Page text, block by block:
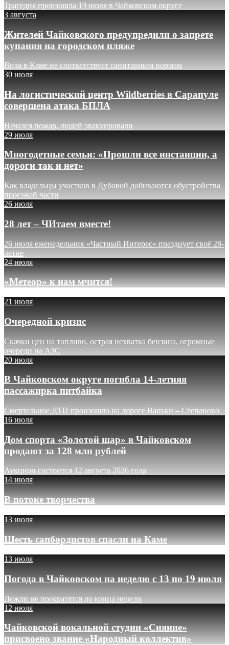
Трагедия произошла 19 июля в Чайковском округе
3 августа
Жителей Чайковского предупредили о запрете
купания на городском пляже
Вода в Каме не соответствует санитарным нормам
30 июля
На логистический центр Wildberries в Сарапуле
совершена атака БПЛА
Начался пожар, людей эвакуировали
29 июля
Многодетные семьи: «Прошли все инстанции, а
дороги так и нет»
Как владельцы участков в Дубовой добиваются обустройства
проезжей части
26 июля
28 лет – ЧИтаем вместе!
26 июля еженедельник «Частный Интерес» празднует своё 28-
летие
24 июля
«Метеор» к нам мчится!
21 июля
Очередной кризис
Скачки цен на топливо, острая нехватка бензина, огромные
очереди на АЗС
20 июля
В Чайковском округе погибла 14-летняя
пассажирка питбайка
Смертельное ДТП произошло на дороге Ваньки – Степаново
16 июля
Дом спорта «Золотой шар» в Чайковском
продают за 128 млн рублей
Аукцион состоится 12 августа 2026 года
14 июля
В потоке творчества
13 июля
Шесть сапбордистов спасли на Каме
13 июля
Погода в Чайковском на неделю с 13 по 19 июля
Дожди не прекратятся до конца недели
12 июля
Чайковской вокальной студии «Сияние»
присвоено звание «Народный коллектив»